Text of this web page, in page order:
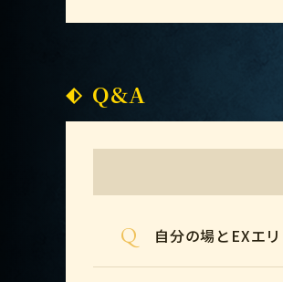
Q&A
Q 自分の場とEXエ